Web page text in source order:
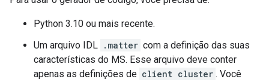
Python 3.10 ou mais recente.
Um arquivo IDL .matter com a definição das suas
características do MS. Esse arquivo deve conter
apenas as definições de client cluster . Você